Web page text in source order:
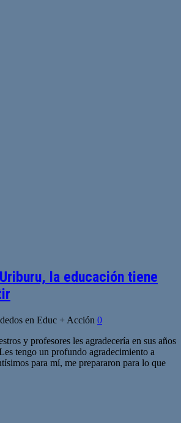
la educación tiene
en Educ + Acción 0
y profesores les agradecería en sus años
tengo un profundo agradecimiento a
para mí, me prepararon para lo que